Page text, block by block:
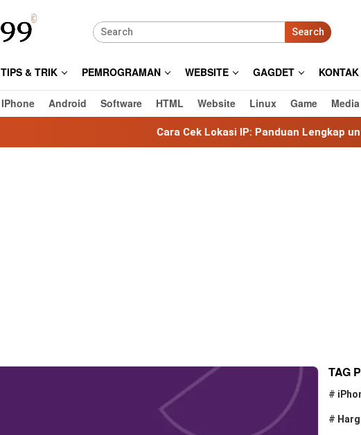
Search
TIPS & TRIK PEMROGRAMAN WEBSITE GAGDET
IPhone Android Software HTML Website Linux Game
Cara Cek Lokasi IP: Panduan Lengkap untuk
TAG
#
#